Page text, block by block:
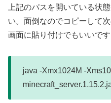
上記のパスを開いている状
い。面倒なのでコピーして
画面に貼り付けでもいいです
java -Xmx1024M -